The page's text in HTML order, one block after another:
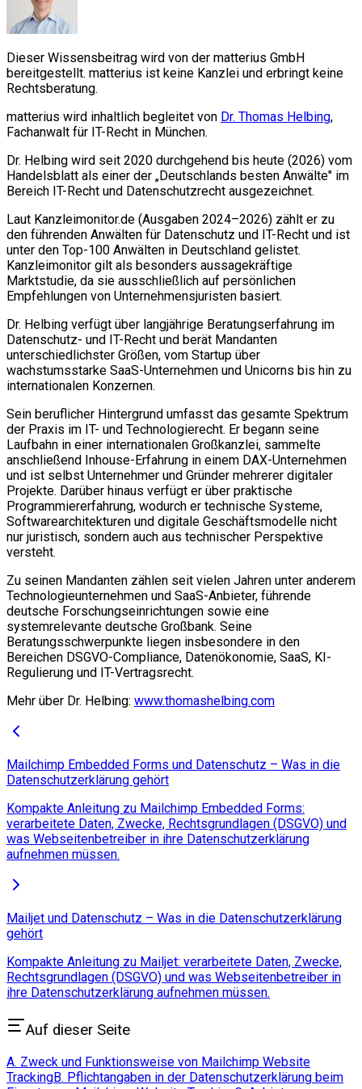
Dieser Wissensbeitrag wird von der matterius GmbH
bereitgestellt. matterius ist keine Kanzlei und erbringt keine
Rechtsberatung.
matterius wird inhaltlich begleitet von Dr. Thomas Helbing,
Fachanwalt für IT-Recht in München.
Dr. Helbing wird seit 2020 durchgehend bis heute (2026) vom
Handelsblatt als einer der „Deutschlands besten Anwälte" im
Bereich IT-Recht und Datenschutzrecht ausgezeichnet.
Laut Kanzleimonitor.de (Ausgaben 2024–2026) zählt er zu
den führenden Anwälten für Datenschutz und IT-Recht und ist
unter den Top-100 Anwälten in Deutschland gelistet.
Kanzleimonitor gilt als besonders aussagekräftige
Marktstudie, da sie ausschließlich auf persönlichen
Empfehlungen von Unternehmensjuristen basiert.
Dr. Helbing verfügt über langjährige Beratungserfahrung im
Datenschutz- und IT-Recht und berät Mandanten
unterschiedlichster Größen, vom Startup über
wachstumsstarke SaaS-Unternehmen und Unicorns bis hin zu
internationalen Konzernen.
Sein beruflicher Hintergrund umfasst das gesamte Spektrum
der Praxis im IT- und Technologierecht. Er begann seine
Laufbahn in einer internationalen Großkanzlei, sammelte
anschließend Inhouse-Erfahrung in einem DAX-Unternehmen
und ist selbst Unternehmer und Gründer mehrerer digitaler
Projekte. Darüber hinaus verfügt er über praktische
Programmiererfahrung, wodurch er technische Systeme,
Softwarearchitekturen und digitale Geschäftsmodelle nicht
nur juristisch, sondern auch aus technischer Perspektive
versteht.
Zu seinen Mandanten zählen seit vielen Jahren unter anderem
Technologieunternehmen und SaaS-Anbieter, führende
deutsche Forschungseinrichtungen sowie eine
systemrelevante deutsche Großbank. Seine
Beratungsschwerpunkte liegen insbesondere in den
Bereichen DSGVO-Compliance, Datenökonomie, SaaS, KI-
Regulierung und IT-Vertragsrecht.
Mehr über Dr. Helbing: www.thomashelbing.com
Mailchimp Embedded Forms und Datenschutz – Was in die
Datenschutzerklärung gehört
Kompakte Anleitung zu Mailchimp Embedded Forms:
verarbeitete Daten, Zwecke, Rechtsgrundlagen (DSGVO) und
was Webseitenbetreiber in ihre Datenschutzerklärung
aufnehmen müssen.
Mailjet und Datenschutz – Was in die Datenschutzerklärung
gehört
Kompakte Anleitung zu Mailjet: verarbeitete Daten, Zwecke,
Rechtsgrundlagen (DSGVO) und was Webseitenbetreiber in
ihre Datenschutzerklärung aufnehmen müssen.
Auf dieser Seite
A. Zweck und Funktionsweise von Mailchimp Website
TrackingB. Pflichtangaben in der Datenschutzerklärung beim